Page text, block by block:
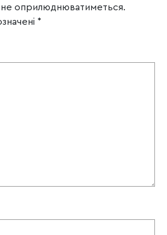
оприлюднюватиметься.
*